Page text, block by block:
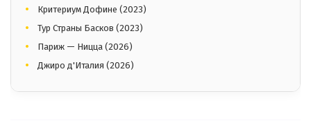
Критериум Дофине (2023)
Тур Страны Басков (2023)
Париж — Ницца (2026)
Джиро д'Италия (2026)